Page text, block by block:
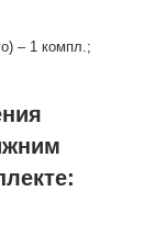
– 1 компл.;